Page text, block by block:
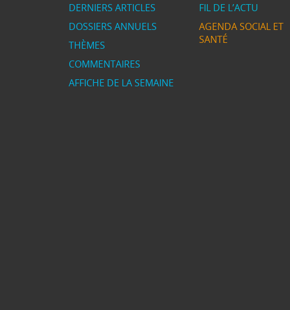
DERNIERS ARTICLES
DOSSIERS ANNUELS
THÈMES
COMMENTAIRES
AFFICHE DE LA SEMAINE
FIL DE L’ACTU
AGENDA SOCIAL ET
SANTÉ